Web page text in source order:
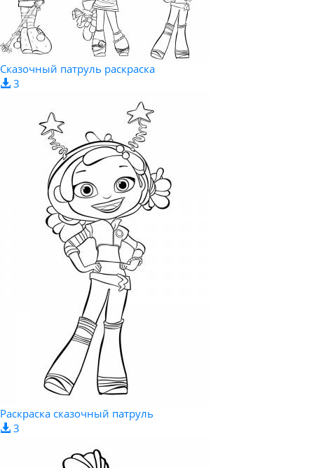
Сказочный патруль раскраска
3
Раскраска сказочный патруль
3